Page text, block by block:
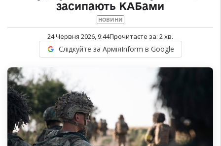
засипають КАБами
НОВИНИ
24 Червня 2026, 9:44Прочитаєте за: 2хв.
Слідкуйте за АрміяInform в Google